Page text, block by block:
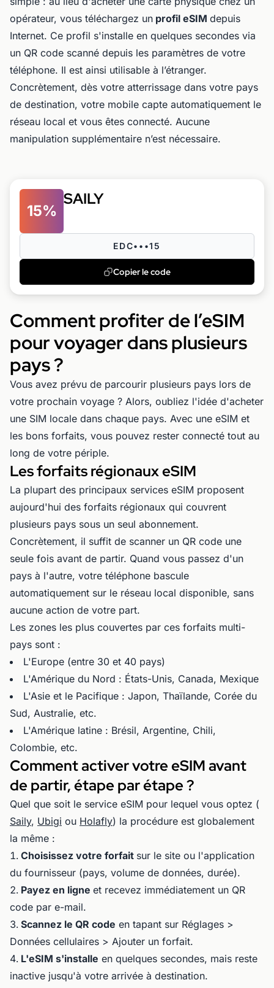
opérateur, vous téléchargez un profil eSIM depuis
Internet. Ce profil s'installe en quelques secondes via
un QR code scanné depuis les paramètres de votre
téléphone. Il est ainsi utilisable à l’étranger.
Concrètement, dès votre atterrissage dans votre pays
de destination, votre mobile capte automatiquement le
réseau local et vous êtes connecté. Aucune
manipulation supplémentaire n’est nécessaire.
15%
SAILY
EDC•••15
Copier le code
Comment profiter de l’eSIM
pour voyager dans plusieurs
pays ?
Vous avez prévu de parcourir plusieurs pays lors de
votre prochain voyage ? Alors, oubliez l'idée d'acheter
une SIM locale dans chaque pays. Avec une eSIM et
les bons forfaits, vous pouvez rester connecté tout au
long de votre périple.
Les forfaits régionaux eSIM
La plupart des principaux services eSIM proposent
aujourd'hui des forfaits régionaux qui couvrent
plusieurs pays sous un seul abonnement.
Concrètement, il suffit de scanner un QR code une
seule fois avant de partir. Quand vous passez d'un
pays à l'autre, votre téléphone bascule
automatiquement sur le réseau local disponible, sans
aucune action de votre part.
Les zones les plus couvertes par ces forfaits multi-
pays sont :
L'Europe (entre 30 et 40 pays)
L'Amérique du Nord : États-Unis, Canada, Mexique
L'Asie et le Pacifique : Japon, Thaïlande, Corée du
Sud, Australie, etc.
L'Amérique latine : Brésil, Argentine, Chili,
Colombie, etc.
Comment activer votre eSIM avant
de partir, étape par étape ?
Quel que soit le service eSIM pour lequel vous optez (
Saily, Ubigi ou Holafly) la procédure est globalement
la même :
Choisissez votre forfait sur le site ou l'application
du fournisseur (pays, volume de données, durée).
Payez en ligne et recevez immédiatement un QR
code par e-mail.
Scannez le QR code en tapant sur Réglages >
Données cellulaires > Ajouter un forfait.
L'eSIM s'installe en quelques secondes, mais reste
inactive jusqu'à votre arrivée à destination.